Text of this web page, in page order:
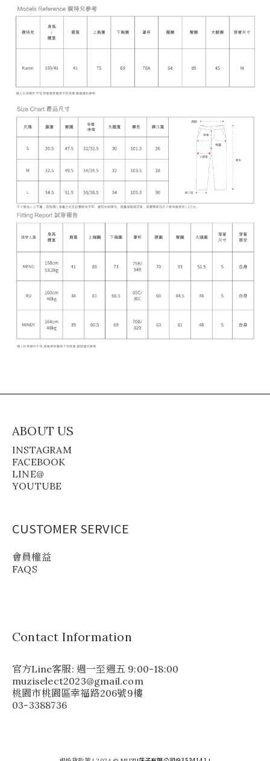
ABOUT US
INSTAGRAM
FACEBOOK
LINE@
YOUTUBE
CUSTOMER SERVICE
會員權益
FAQS
Contact Information
官方Line客服: 週一至週五 9:00-18:00
muziselect2023@gmail.com
桃園市桃園區幸福路206號9樓
03-3388736